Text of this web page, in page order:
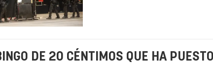
DE 20 CÉNTIMOS QUE HA